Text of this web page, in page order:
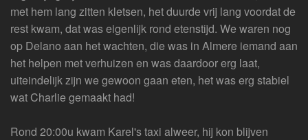
met hem lang zitten kletsen, het duurde vrij lang voordat de
rest kwam, dat was eigenlijk rond etenstijd. We waren nog
op Delano aan het wachten, die was in Almere iemand aan
het helpen met verhuizen en was daardoor erg laat,
uiteindelijk zijn we gewoon gaan eten, het was erg stabiel
wat Charlie gemaakt had!
Rond 20:00u kwam Karel's taxi alweer, hij kon blijven